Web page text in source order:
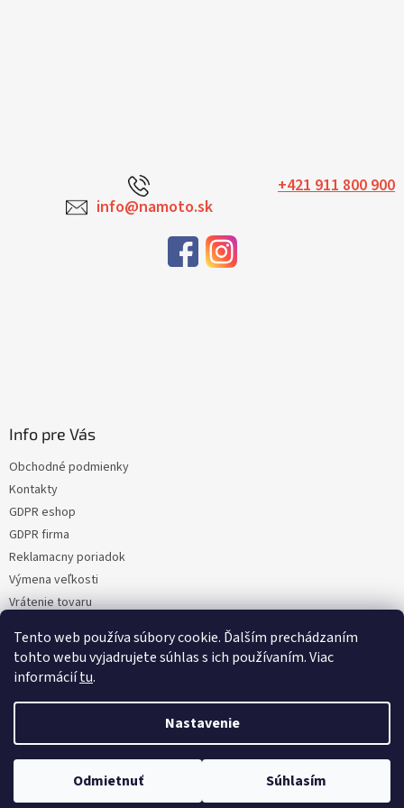
Tento web používa súbory cookie. Ďalším prechádzaním
tohto webu vyjadrujete súhlas s ich používaním. Viac
informáciítu.
Nastavenie
Odmietnuť Súhlasím
+421 911 800 900
info@namoto.sk
Info pre Vás
Obchodné podmienky
Kontakty
GDPR eshop
GDPR firma
Reklamacny poriadok
Výmena veľkosti
Vrátenie tovaru
Moja objednávka
Vytvoril Shoptet
Copyright 2026NaMoto.sk . Všetky práva vyhradené.